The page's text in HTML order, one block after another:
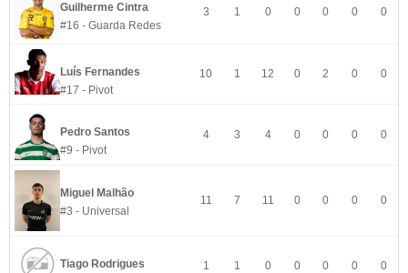
Guilherme Cintra
#16 - Guarda Redes
3 1 0 0 0 0 0
Luís Fernandes
#17 - Pivot
10 1 12 0 2 0 0
Pedro Santos
#9 - Pivot
4 3 4 0 0 0 0
Miguel Malhão
#3 - Universal
11 7 11 0 0 0 0
Tiago Rodrigues
1 1 0 0 0 0 0